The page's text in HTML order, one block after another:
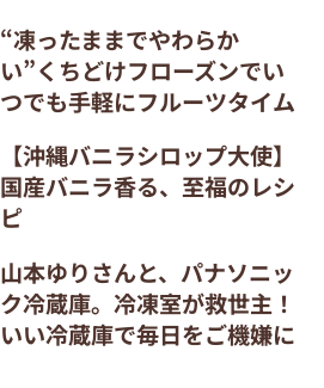
“凍ったままでやわらか
い”くちどけフローズンでい
つでも手軽にフルーツタイム
【沖縄バニラシロップ大使】
国産バニラ香る、至福のレシ
ピ
山本ゆりさんと、パナソニッ
ク冷蔵庫。冷凍室が救世主！
いい冷蔵庫で毎日をご機嫌に